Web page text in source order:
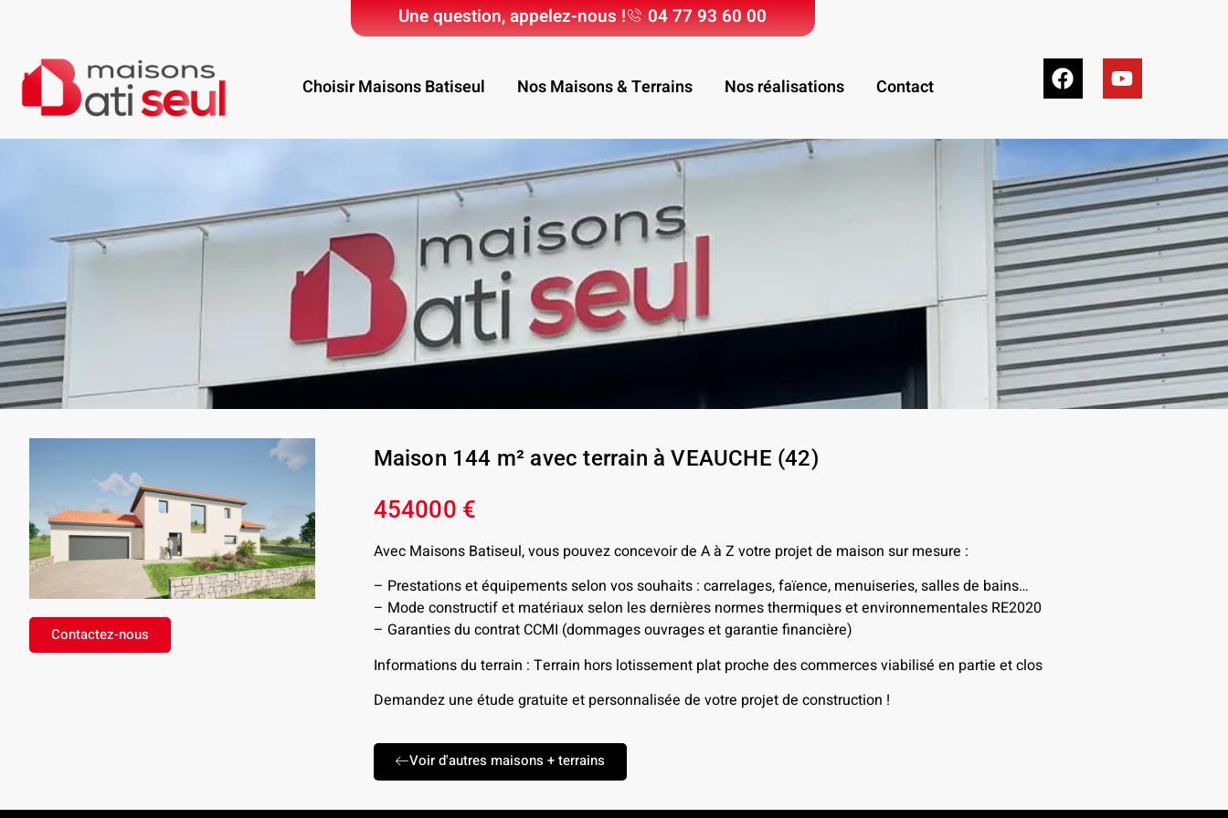
Une question, appelez-nous ! 04 77 93 60 00
Choisir Maisons Batiseul Nos Maisons & Terrains Nos réalisations Contact
Contactez-nous
Maison 144 m² avec terrain à VEAUCHE (42)
454000 €
Avec Maisons Batiseul, vous pouvez concevoir de A à Z votre projet de maison sur mesure :
– Prestations et équipements selon vos souhaits : carrelages, faïence, menuiseries, salles de bains…
– Mode constructif et matériaux selon les dernières normes thermiques et environnementales RE2020
– Garanties du contrat CCMI (dommages ouvrages et garantie financière)
Informations du terrain : Terrain hors lotissement plat proche des commerces viabilisé en partie et clos
Demandez une étude gratuite et personnalisée de votre projet de construction !
Voir d'autres maisons + terrains